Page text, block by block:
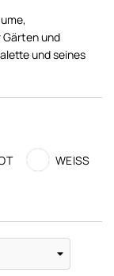
Gärten und
und seines
WEISS